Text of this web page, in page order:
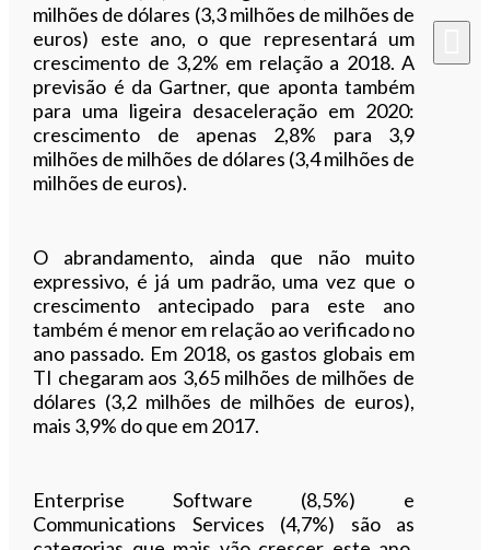
milhões de dólares (3,3 milhões de milhões de
euros) este ano, o que representará um
crescimento de 3,2% em relação a 2018. A
previsão é da Gartner, que aponta também
para uma ligeira desaceleração em 2020:
crescimento de apenas 2,8% para 3,9
milhões de milhões de dólares (3,4 milhões de
milhões de euros).
O abrandamento, ainda que não muito
expressivo, é já um padrão, uma vez que o
crescimento antecipado para este ano
também é menor em relação ao verificado no
ano passado. Em 2018, os gastos globais em
TI chegaram aos 3,65 milhões de milhões de
dólares (3,2 milhões de milhões de euros),
mais 3,9% do que em 2017.
Enterprise Software (8,5%) e
Communications Services (4,7%) são as